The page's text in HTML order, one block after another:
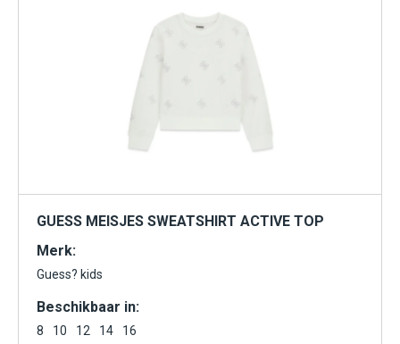
GUESS MEISJES SWEATSHIRT ACTIVE TOP
Merk:
Guess? kids
Beschikbaar in:
8 10 12 14 16